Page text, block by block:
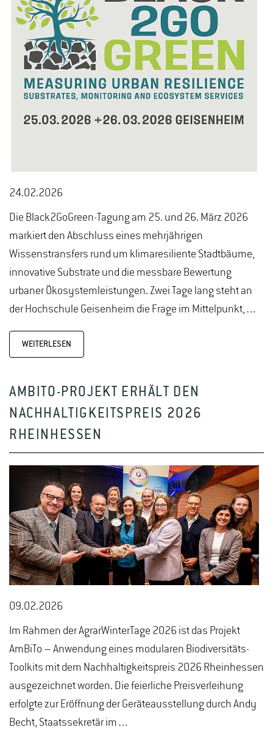
24.02.2026
Die Black2GoGreen-Tagung am 25. und 26. März 2026
markiert den Abschluss eines mehrjährigen
Wissenstransfers rund um klimaresiliente Stadtbäume,
innovative Substrate und die messbare Bewertung
urbaner Ökosystemleistungen. Zwei Tage lang steht an
der Hochschule Geisenheim die Frage im Mittelpunkt,…
WEITERLESEN
AMBITO-PROJEKT ERHÄLT DEN
NACHHALTIGKEITSPREIS 2026
RHEINHESSEN
09.02.2026
Im Rahmen der AgrarWinterTage 2026 ist das Projekt
AmBiTo – Anwendung eines modularen Biodiversitäts-
Toolkits mit dem Nachhaltigkeitspreis 2026 Rheinhessen
ausgezeichnet worden. Die feierliche Preisverleihung
erfolgte zur Eröffnung der Geräteausstellung durch Andy
Becht, Staatssekretär im…